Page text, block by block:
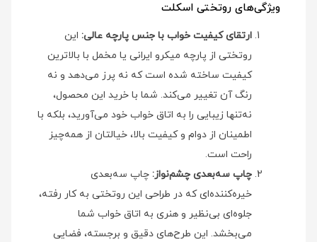
ویژگی‌های روتختی اسکلت
ارتقای کیفیت خواب با جنس پارچه عالی: این
روتختی از پارچه میکرو ایرانی یا مخمل با بالاترین
کیفیت ساخته شده است که نه پرز می‌دهد و نه
رنگ آن تغییر می‌کند. شما با خرید این محصول،
نه‌تنها زیبایی را به اتاق خواب خود می‌آورید، بلکه با
اطمینان از دوام و کیفیت بالا، خیالتان از همه‌چیز
راحت است.
چاپ سه‌بعدی چشم‌نواز: چاپ سه‌بعدی
خیره‌کننده‌ای که در طراحی این روتختی به کار رفته،
جلوه‌ای بی‌نظیر و هنری به اتاق خواب شما
می‌بخشد. این طرح‌های دقیق و برجسته، فضایی